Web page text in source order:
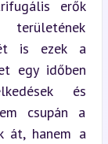
erők
is ezek a
egy időben
és
csupán a
át, hanem a